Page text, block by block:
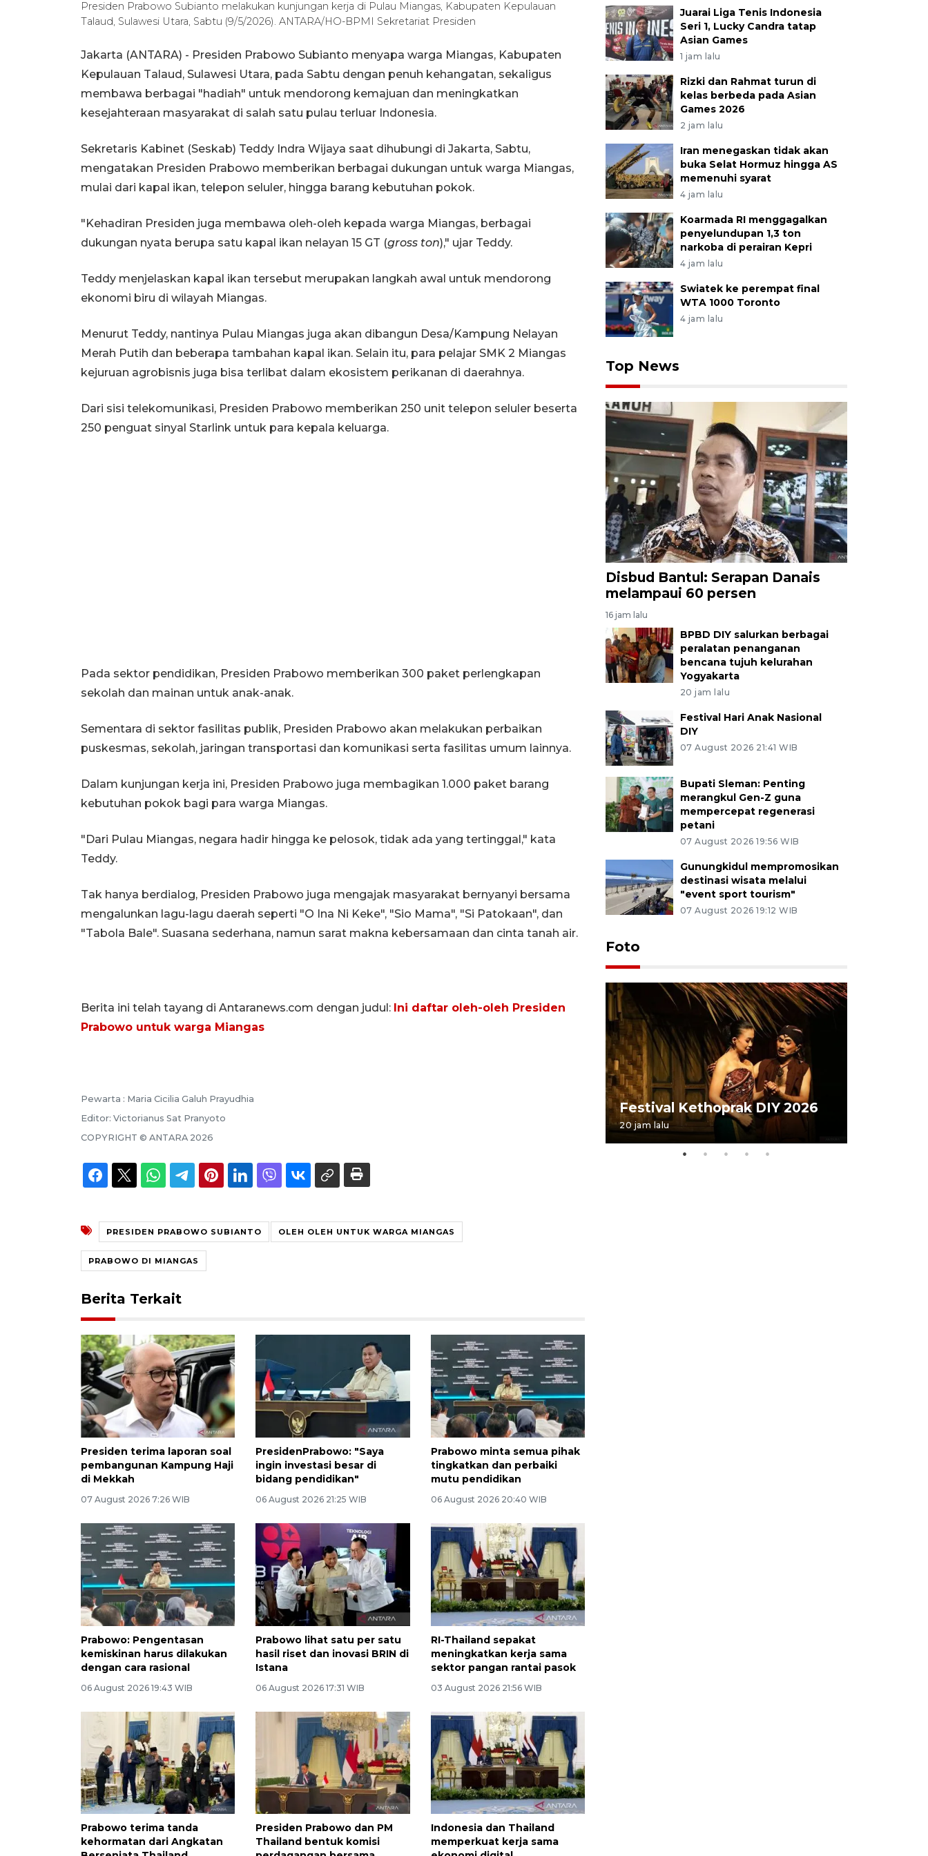
Presiden Prabowo Subianto melakukan kunjungan kerja di Pulau Miangas, Kabupaten Kepulauan
Talaud, Sulawesi Utara, Sabtu (9/5/2026). ANTARA/HO-BPMI Sekretariat Presiden
Jakarta (ANTARA) - Presiden Prabowo Subianto menyapa warga Miangas, Kabupaten
Kepulauan Talaud, Sulawesi Utara, pada Sabtu dengan penuh kehangatan, sekaligus
membawa berbagai "hadiah" untuk mendorong kemajuan dan meningkatkan
kesejahteraan masyarakat di salah satu pulau terluar Indonesia.
Sekretaris Kabinet (Seskab) Teddy Indra Wijaya saat dihubungi di Jakarta, Sabtu,
mengatakan Presiden Prabowo memberikan berbagai dukungan untuk warga Miangas,
mulai dari kapal ikan, telepon seluler, hingga barang kebutuhan pokok.
"Kehadiran Presiden juga membawa oleh-oleh kepada warga Miangas, berbagai
dukungan nyata berupa satu kapal ikan nelayan 15 GT (gross ton)," ujar Teddy.
Teddy menjelaskan kapal ikan tersebut merupakan langkah awal untuk mendorong
ekonomi biru di wilayah Miangas.
Menurut Teddy, nantinya Pulau Miangas juga akan dibangun Desa/Kampung Nelayan
Merah Putih dan beberapa tambahan kapal ikan. Selain itu, para pelajar SMK 2 Miangas
kejuruan agrobisnis juga bisa terlibat dalam ekosistem perikanan di daerahnya.
Dari sisi telekomunikasi, Presiden Prabowo memberikan 250 unit telepon seluler beserta
250 penguat sinyal Starlink untuk para kepala keluarga.
Pada sektor pendidikan, Presiden Prabowo memberikan 300 paket perlengkapan
sekolah dan mainan untuk anak-anak.
Sementara di sektor fasilitas publik, Presiden Prabowo akan melakukan perbaikan
puskesmas, sekolah, jaringan transportasi dan komunikasi serta fasilitas umum lainnya.
Dalam kunjungan kerja ini, Presiden Prabowo juga membagikan 1.000 paket barang
kebutuhan pokok bagi para warga Miangas.
"Dari Pulau Miangas, negara hadir hingga ke pelosok, tidak ada yang tertinggal," kata
Teddy.
Tak hanya berdialog, Presiden Prabowo juga mengajak masyarakat bernyanyi bersama
mengalunkan lagu-lagu daerah seperti "O Ina Ni Keke", "Sio Mama", "Si Patokaan", dan
"Tabola Bale". Suasana sederhana, namun sarat makna kebersamaan dan cinta tanah air.
Berita ini telah tayang di Antaranews.com dengan judul: Ini daftar oleh-oleh Presiden
Prabowo untuk warga Miangas
Pewarta : Maria Cicilia Galuh Prayudhia
Editor: Victorianus Sat Pranyoto
COPYRIGHT © ANTARA 2026
PRESIDEN PRABOWO SUBIANTO OLEH OLEH UNTUK WARGA MIANGAS
PRABOWO DI MIANGAS
Berita Terkait
Presiden terima laporan soal
pembangunan Kampung Haji
di Mekkah
07 August 2026 7:26 WIB
PresidenPrabowo: "Saya
ingin investasi besar di
bidang pendidikan"
06 August 2026 21:25 WIB
Prabowo minta semua pihak
tingkatkan dan perbaiki
mutu pendidikan
06 August 2026 20:40 WIB
Prabowo: Pengentasan
kemiskinan harus dilakukan
dengan cara rasional
06 August 2026 19:43 WIB
Prabowo lihat satu per satu
hasil riset dan inovasi BRIN di
Istana
06 August 2026 17:31 WIB
RI-Thailand sepakat
meningkatkan kerja sama
sektor pangan rantai pasok
03 August 2026 21:56 WIB
Prabowo terima tanda
kehormatan dari Angkatan
Presiden Prabowo dan PM
Thailand bentuk komisi
Indonesia dan Thailand
memperkuat kerja sama
Juarai Liga Tenis Indonesia
Seri 1, Lucky Candra tatap
Asian Games
1 jam lalu
Rizki dan Rahmat turun di
kelas berbeda pada Asian
Games 2026
2 jam lalu
Iran menegaskan tidak akan
buka Selat Hormuz hingga AS
memenuhi syarat
4 jam lalu
Koarmada RI menggagalkan
penyelundupan 1,3 ton
narkoba di perairan Kepri
4 jam lalu
Swiatek ke perempat final
WTA 1000 Toronto
4 jam lalu
Top News
Disbud Bantul: Serapan Danais
melampaui 60 persen
16 jam lalu
BPBD DIY salurkan berbagai
peralatan penanganan
bencana tujuh kelurahan
Yogyakarta
20 jam lalu
Festival Hari Anak Nasional
DIY
07 August 2026 21:41 WIB
Bupati Sleman: Penting
merangkul Gen-Z guna
mempercepat regenerasi
petani
07 August 2026 19:56 WIB
Gunungkidul mempromosikan
destinasi wisata melalui
"event sport tourism"
07 August 2026 19:12 WIB
Foto
Festival Kethoprak DIY 2026
20 jam lalu